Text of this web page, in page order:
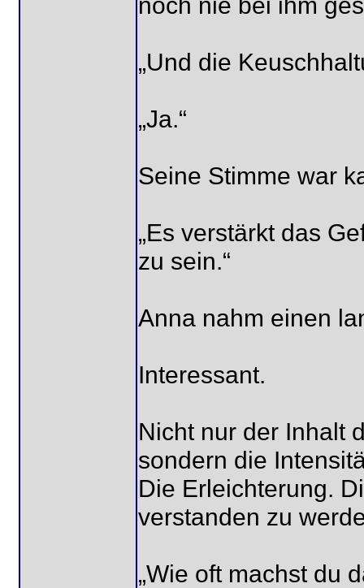
„Und die
„Ja.“
Seine Stimme war
„Es verstärkt das
zu sein.“
Anna nahm einen
Interessant.
Nicht nur der Inhalt
sondern die
Die Erleichterung.
verstanden zu
„Wie oft machst du